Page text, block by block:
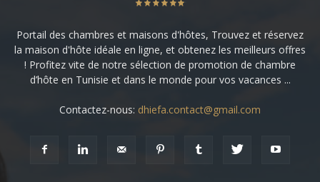
Portail des chambres et maisons d'hôtes, Trouvez et réservez
la maison d'hôte idéale en ligne, et obtenez les meilleurs offres
! Profitez vite de notre sélection de promotion de chambre
d’hôte en Tunisie et dans le monde pour vos vacances ...
Contactez-nous: dhiefa.contact@gmail.com